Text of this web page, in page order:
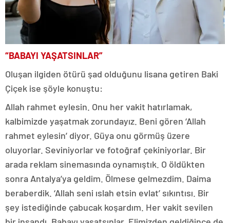
“BABAYI YAŞATSINLAR”
Oluşan ilgiden ötürü şad olduğunu lisana getiren Baki
Çiçek ise şöyle konuştu:
Allah rahmet eylesin. Onu her vakit hatırlamak,
kalbimizde yaşatmak zorundayız. Beni gören ‘Allah
rahmet eylesin’ diyor. Güya onu görmüş üzere
oluyorlar. Seviniyorlar ve fotoğraf çekiniyorlar. Bir
arada reklam sinemasında oynamıştık. O öldükten
sonra Antalya’ya geldim. Ölmese gelmezdim. Daima
beraberdik. ‘Allah seni ıslah etsin evlat’ sıkıntısı. Bir
şey istediğinde çabucak koşardım. Her vakit sevilen